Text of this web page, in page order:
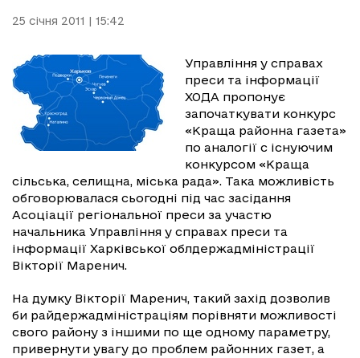
25 січня 2011 | 15:42
Управління у справах
преси та інформації
ХОДА пропонує
започаткувати конкурс
«Краща районна газета»
по аналогії с існуючим
конкурсом «Краща
сільська, селищна, міська рада». Така можливість
обговорювалася сьогодні під час засідання
Асоціації регіональної преси за участю
начальника Управління у справах преси та
інформації Харківської облдержадміністрації
Вікторії Маренич.
На думку Вікторії Маренич, такий захід дозволив
би райдержадміністраціям порівняти можливості
свого району з іншими по ще одному параметру,
привернути увагу до проблем районних газет, а